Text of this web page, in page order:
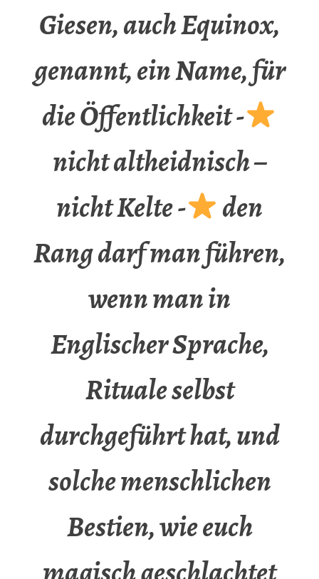
Giesen, auch Equinox,
genannt, ein Name, für
die Öffentlichkeit -
nicht altheidnisch –
nicht Kelte -
den
Rang darf man führen,
wenn man in
Englischer Sprache,
Rituale selbst
durchgeführt hat, und
solche menschlichen
Bestien, wie euch